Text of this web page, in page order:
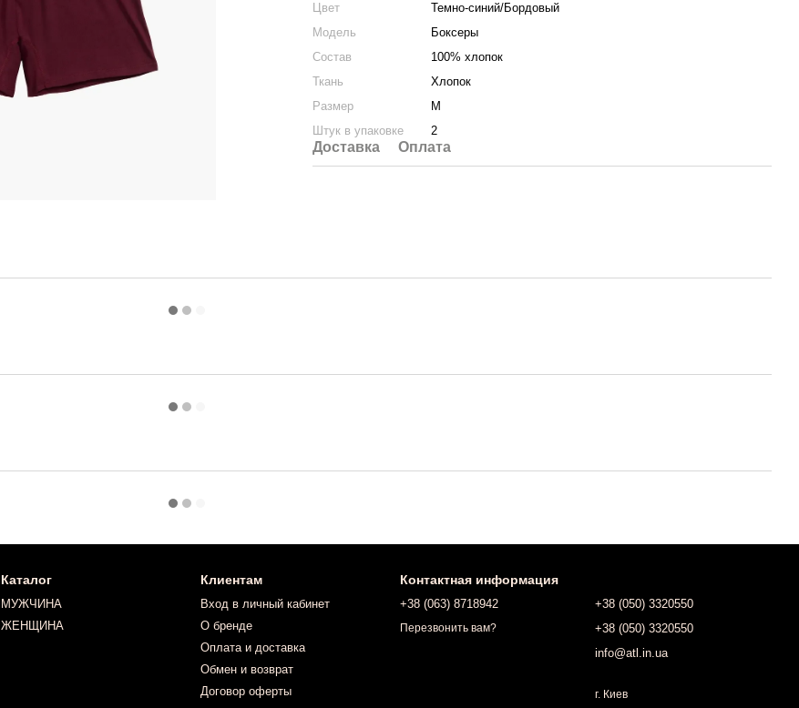
Цвет
Темно-синий/Бордовый
Модель
Боксеры
Состав
100% хлопок
Ткань
Хлопок
Размер
M
Штук в упаковке
2
Доставка Оплата
Каталог
МУЖЧИНА
ЖЕНЩИНА
Клиентам
Вход в личный кабинет
О бренде
Оплата и доставка
Обмен и возврат
Договор оферты
Контактная информация
+38 (063) 8718942
Перезвонить вам?
+38 (050) 3320550
+38 (050) 3320550
info@atl.in.ua
г. Киев